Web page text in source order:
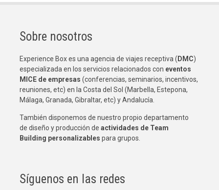
Sobre nosotros
Experience Box es una agencia de viajes receptiva (DMC)
especializada en los servicios relacionados con eventos
MICE de empresas (conferencias, seminarios, incentivos,
reuniones, etc) en la Costa del Sol (Marbella, Estepona,
Málaga, Granada, Gibraltar, etc) y Andalucía.
También disponemos de nuestro propio departamento
de diseño y producción de actividades de Team
Building personalizables para grupos.
Síguenos en las redes